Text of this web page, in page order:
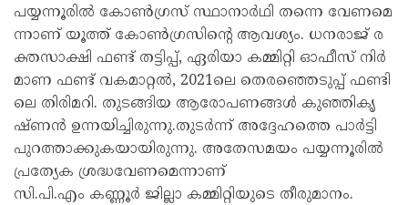
പ​യ്യ​ന്നൂ​രി​ൽ കോ​ൺ​ഗ്ര​സ് സ്ഥാ​നാ​ർ​ഥി ത​ന്നെ വേ​ണ​മെ​
ന്നാ​ണ് യൂ​ത്ത് കോ​ൺ​ഗ്ര​സി​ന്‍റെ ആ​വ​ശ്യം. ധ​ന​രാ​ജ് ര​
ക്ത​സാ​ക്ഷി ഫ​ണ്ട് ത​ട്ടി​പ്പ്, ഏ​രി​യാ ക​മ്മി​റ്റി ഓ​ഫീ​സ് നി​ർ​
മാ​ണ ഫ​ണ്ട് വ​ക​മാ​റ്റ​ൽ, 2021ലെ ​തെ​ര​ഞ്ഞെ​ടു​പ്പ് ഫ​ണ്ടി​
ലെ തി​രി​മ​റി. തു​ട​ങ്ങി​യ ആ​രോ​പ​ണ​ങ്ങ​ൾ കു​ഞ്ഞി​കൃ​
ഷ്ണ​ൻ ഉ​ന്ന​യി​ച്ചി​രു​ന്നു.തു​ട​ർ​ന്ന് അ​ദ്ദേ​ഹ​ത്തെ പാ​ർ​ട്ടി
പു​റ​ത്താ​ക്കു​ക​യാ​യി​രു​ന്നു. അ​തേ​സ​മ​യം പ​യ്യ​ന്നൂ​രി​ൽ
പ്ര​ത്യേ​ക ശ്ര​ദ്ധ​വേ​ണ​മെ​ന്നാ​ണ്
സി.പി.എം കണ്ണൂർ ജില്ലാ കമ്മിറ്റിയുടെ തീ​രു​മാ​നം.